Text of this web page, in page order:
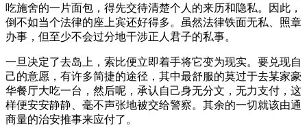
吃施舍的一片面包，得先交待清楚个人的来历和隐私。因此，
倒不如当个法律的座上宾还好得多。虽然法律铁面无私、照章
办事，但至少不会过分地干涉正人君子的私事。
一旦决定了去岛上，索比便立即着手将它变为现实。要兑现自
己的意愿，有许多简捷的途径，其中最舒服的莫过于去某家豪
华餐厅大吃一台，然后呢，承认自己身无分文，无力支付，这
样便安安静静、毫不声张地被交给警察。其余的一切就该由通
商量的治安推事来应付了。